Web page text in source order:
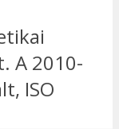
A 2010-
ISO